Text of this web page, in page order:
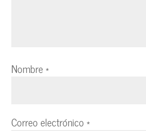
Nombre*
Correo electrónico*